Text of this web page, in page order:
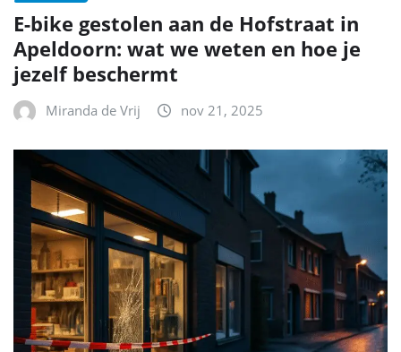
E-bike gestolen aan de Hofstraat in
Apeldoorn: wat we weten en hoe je
jezelf beschermt
Miranda de Vrij nov 21, 2025